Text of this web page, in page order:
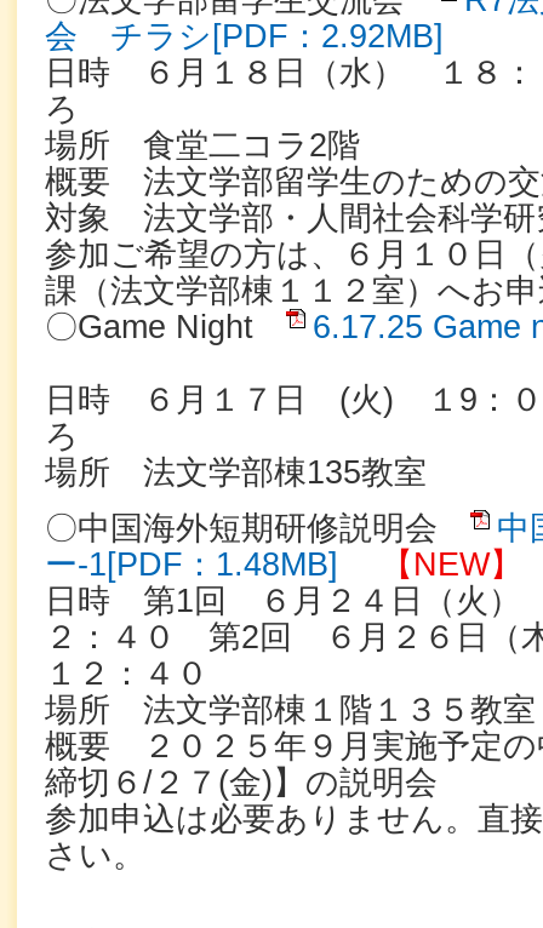
会 チラシ[PDF：2.92MB]
日時 ６月１８日（水） １８：
ろ
場所 食堂二コラ2階
概要 法文学部留学生のための
対象 法文学部・人間社会科学研
参加ご希望の方は、６月１０日
課（法文学部棟１１２室）へお
〇Game Night
6.17.25 Game
日時 ６月１７日 (火) １9：０
ろ
場所 法文学部棟135教室
〇中国海外短期研修説明会
中
ー-1[PDF：1.48MB]
【NEW】
日時 第1回 ６月２４日（火）
２：４０ 第2回 ６月２６日（
１２：４０
場所 法文学部棟１階１３５教
概要 ２０２５年９月実施予定の
締切６/２７(金)】の説明会
参加申込は必要ありません。直
さい。